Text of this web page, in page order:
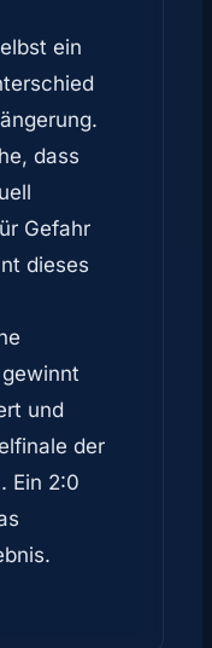
ein
dass
Gefahr
dieses
und
der
Ein 2:0